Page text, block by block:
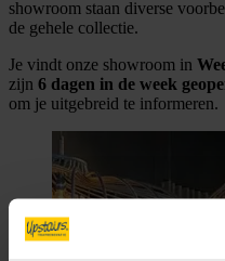
showroom staan diverse
de gehele collectie.
Je vindt onze showroom in
zijn 6 dagen in de week
om je uitgebreid te informeren.